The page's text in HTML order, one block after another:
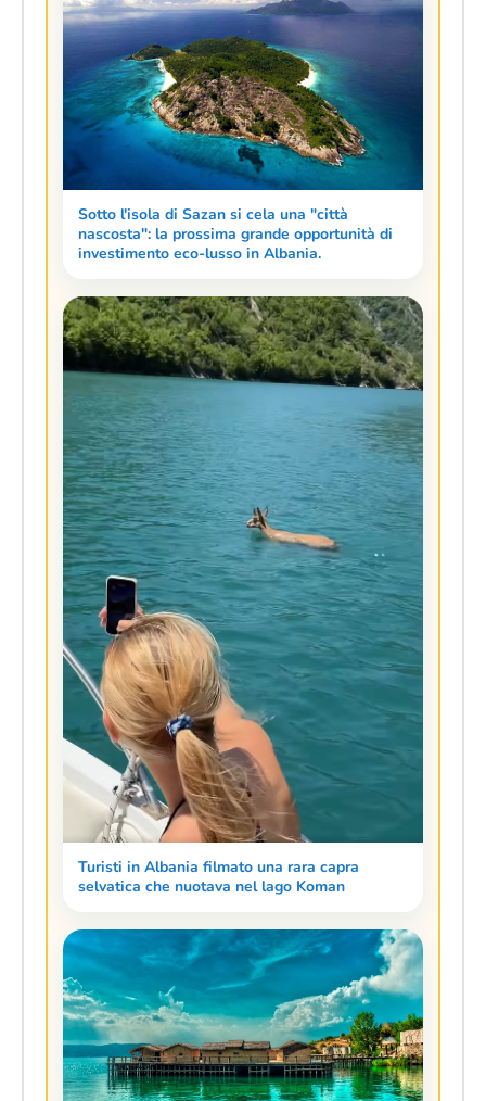
Sotto l'isola di Sazan si cela una "città
nascosta": la prossima grande opportunità di
investimento eco-lusso in Albania.
Turisti in Albania filmato una rara capra
selvatica che nuotava nel lago Koman